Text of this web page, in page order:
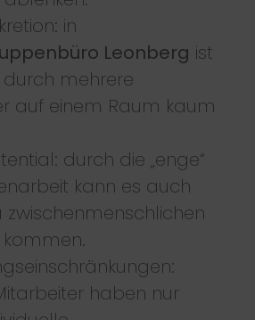
in
Leonberg ist
durch mehrere
auf einem Raum kaum
durch die „enge“
kann es auch
zwischenmenschlichen
kommen.
haben nur